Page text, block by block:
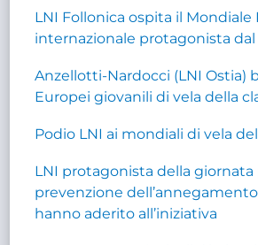
LNI Follonica ospita il Mondiale
internazionale protagonista dal
Anzellotti-Nardocci (LNI Ostia)
Europei giovanili di vela della
Podio LNI ai mondiali di vela
LNI protagonista della giornata
prevenzione
hanno aderito all’iniziativa